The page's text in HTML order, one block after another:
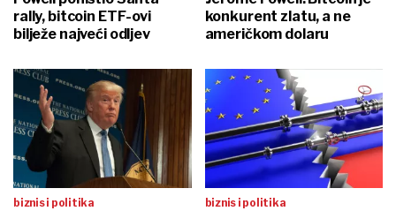
rally, bitcoin ETF-ovi
bilježe najveći odljev
konkurent zlatu, a ne
američkom dolaru
biznis i politika biznis i politika